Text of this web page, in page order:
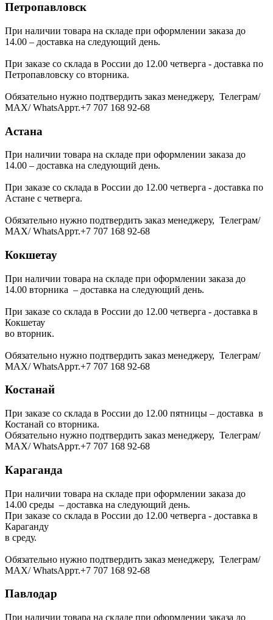
Петропавловск
При наличии товара на складе при оформлении заказа до
14.00 – доставка на следующий день.
При заказе со склада в России до 12.00 четверга - доставка по
Петропавловску со вторника.
Обязательно нужно подтвердить заказ менеджеру, Телеграм/
МАХ/ WhatsAppт.+7 707 168 92-68
Астана
При наличии товара на складе при оформлении заказа до
14.00 – доставка на следующий день.
При заказе со склада в России до 12.00 четверга - доставка по
Астане с четверга.
Обязательно нужно подтвердить заказ менеджеру, Телеграм/
МАХ/ WhatsAppт.+7 707 168 92-68
Кокшетау
При наличии товара на складе при оформлении заказа до
14.00 вторника – доставка на следующий день.
При заказе со склада в России до 12.00 четверга - доставка в
Кокшетау
во вторник.
Обязательно нужно подтвердить заказ менеджеру, Телеграм/
МАХ/ WhatsAppт.+7 707 168 92-68
Костанай
При заказе со склада в России до 12.00 пятницы – доставка в
Костанай со вторника.
Обязательно нужно подтвердить заказ менеджеру, Телеграм/
МАХ/ WhatsAppт.+7 707 168 92-68
Караганда
При наличии товара на складе при оформлении заказа до
14.00 среды – доставка на следующий день.
При заказе со склада в России до 12.00 четверга - доставка в
Караганду
в среду.
Обязательно нужно подтвердить заказ менеджеру, Телеграм/
МАХ/ WhatsAppт.+7 707 168 92-68
Павлодар
При наличии товара на складе при оформлении заказа до